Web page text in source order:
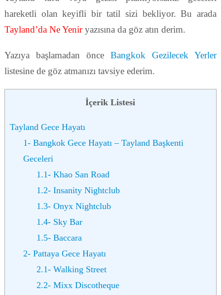
hareketli olan keyifli bir tatil sizi bekliyor. Bu arada
Tayland’da Ne Yeniryazısına da göz atın derim.
Yazıya başlamadan önce Bangkok Gezilecek Yerler
listesine de göz atmanızı tavsiye ederim.
İçerik Listesi
Tayland Gece Hayatı
1- Bangkok Gece Hayatı – Tayland Başkenti
Geceleri
1.1- Khao San Road
1.2- Insanity Nightclub
1.3- Onyx Nightclub
1.4- Sky Bar
1.5- Baccara
2- Pattaya Gece Hayatı
2.1- Walking Street
2.2- Mixx Discotheque